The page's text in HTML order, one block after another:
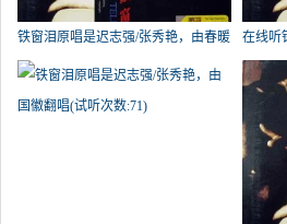
铁窗泪原唱是迟志强/张秀艳，由春暖
花开翻唱(试听次数:85)
在线听
艳)，